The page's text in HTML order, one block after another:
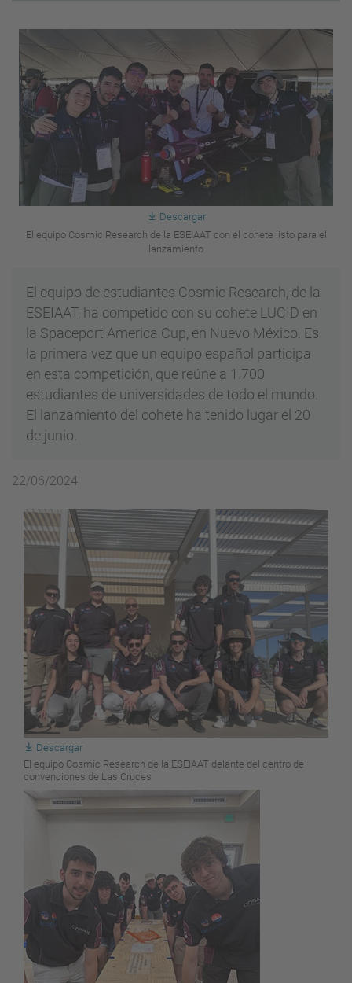
Descargar
El equipo Cosmic Research de la ESEIAAT con el cohete listo para el
lanzamiento
El equipo de estudiantes Cosmic Research, de la
ESEIAAT, ha competido con su cohete LUCID en
la Spaceport America Cup, en Nuevo México. Es
la primera vez que un equipo español participa
en esta competición, que reúne a 1.700
estudiantes de universidades de todo el mundo.
El lanzamiento del cohete ha tenido lugar el 20
de junio.
22/06/2024
Descargar
El equipo Cosmic Research de la ESEIAAT delante del centro de
convenciones de Las Cruces